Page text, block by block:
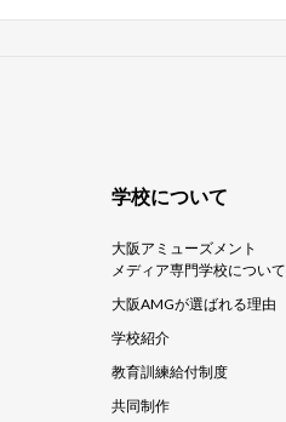
学校について
大阪アミューズメント
メディア専門学校について
大阪AMGが選ばれる理由
学校紹介
教育訓練給付制度
共同制作